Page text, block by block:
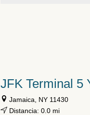
JFK Terminal 5
Jamaica, NY 11430
Distancia: 0.0 mi